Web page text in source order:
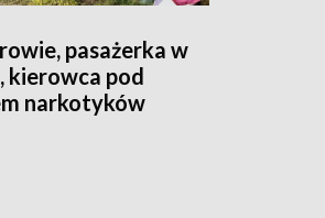
pasażerka w
kierowca pod
narkotyków